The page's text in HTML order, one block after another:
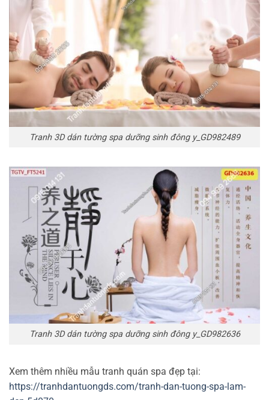
Tranh 3D dán tường spa dưỡng sinh đông y_GD982489
Tranh 3D dán tường spa dưỡng sinh đông y_GD982636
Xem thêm nhiều mẫu tranh quán spa đẹp tại:
https://tranhdantuongds.com/tranh-dan-tuong-spa-lam-